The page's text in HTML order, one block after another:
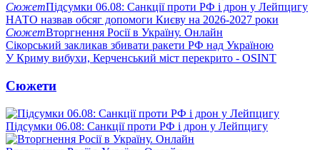
СюжетПідсумки 06.08: Санкції проти РФ і дрон у Лейпцигу
НАТО назвав обсяг допомоги Києву на 2026-2027 роки
СюжетВторгнення Росії в Україну. Онлайн
Сікорський закликав збивати ракети РФ над Україною
У Криму вибухи, Керченський міст перекрито - OSINT
Сюжети
Підсумки 06.08: Санкції проти РФ і дрон у Лейпцигу